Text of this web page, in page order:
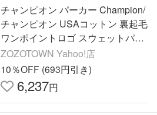
チャンピオン パーカー Champion/
チャンピオン USAコットン 裏起毛
ワンポイントロゴ スウェットパー
カー レディース メンズ トレーナ
ー メンズ レディース
ZOZOTOWN Yahoo!店
10％OFF (693円引き)
6,237円